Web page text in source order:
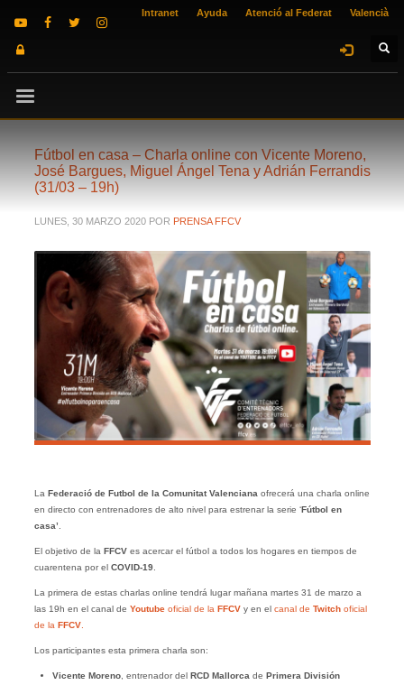
Intranet Ayuda Atenció al Federat Valencià
Fútbol en casa – Charla online con Vicente Moreno,
José Bargues, Miguel Ángel Tena y Adrián Ferrandis
(31/03 – 19h)
LUNES, 30 MARZO 2020 POR PRENSA FFCV
La Federació de Futbol de la Comunitat Valenciana ofrecerá una charla online
en directo con entrenadores de alto nivel para estrenar la serie ‘Fútbol en
casa’
El objetivo de la FFCVes acercar el fútbol a todos los hogares en tiempos de
cuarentena por elCOVID-19.
La primera de estas charlas online tendrá lugar mañana martes 31 de marzo a
las 19h en el canal de Youtubeoficial de la FFCVy en el canal de Twitchoficial
de la FFCV.
Los participantes esta primera charla son:
Vicente Moreno, entrenador del RCD Mallorca de Primera División